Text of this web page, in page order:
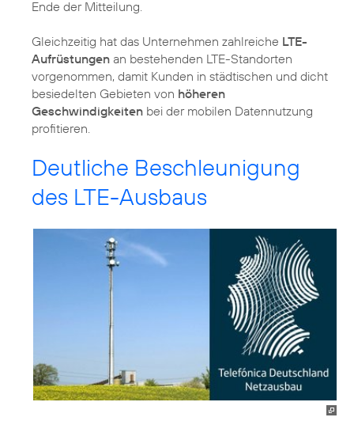
Ende der Mitteilung.
Gleichzeitig hat das Unternehmen zahlreiche LTE-
Aufrüstungen an bestehenden LTE-Standorten
vorgenommen, damit Kunden in städtischen und dicht
besiedelten Gebieten von höheren
Geschwindigkeiten bei der mobilen Datennutzung
profitieren.
Deutliche Beschleunigung
des LTE-Ausbaus